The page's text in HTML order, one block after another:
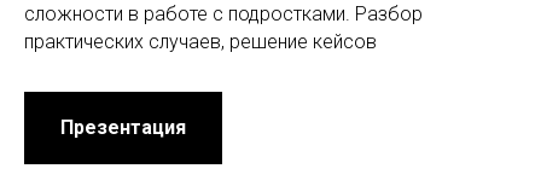
сложности в работе с подростками. Разбор
практических случаев, решение кейсов
Презентация